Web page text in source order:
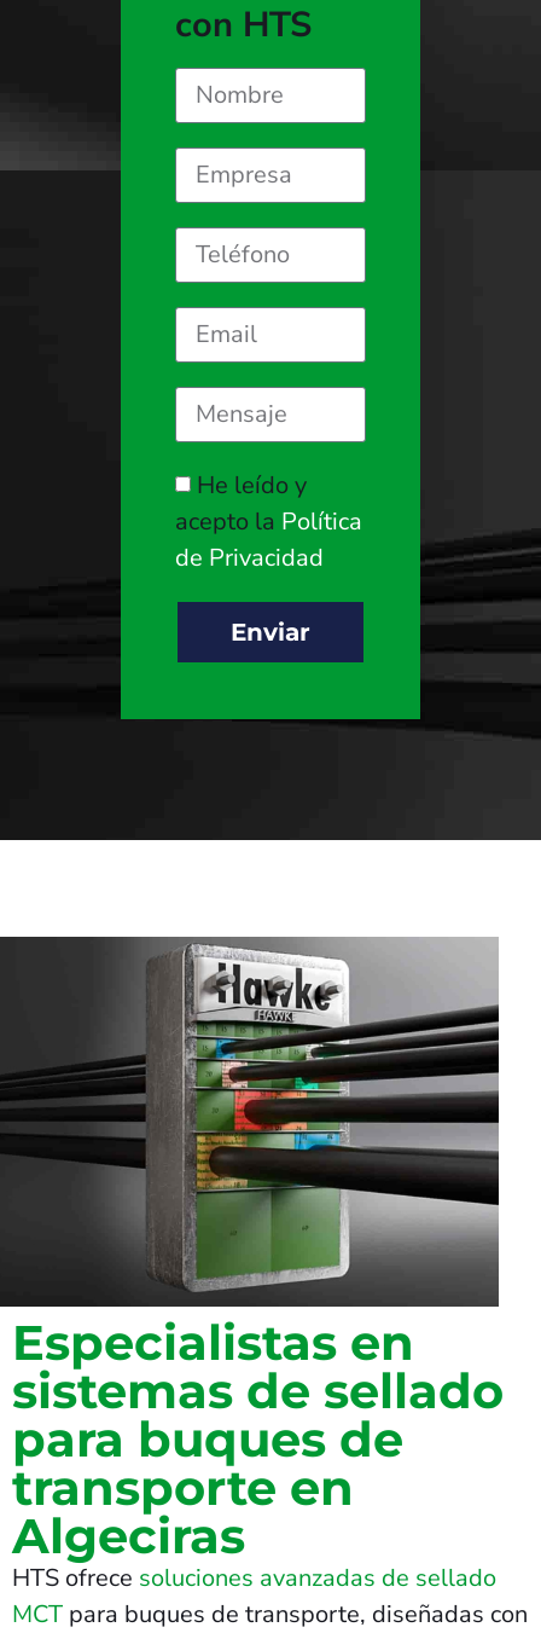
con HTS
He leído y
acepto la Política
de Privacidad
Enviar
Especialistas en
sistemas de sellado
para buques de
transporte en
Algeciras
HTS ofrece soluciones avanzadas de sellado
MCT para buques de transporte, diseñadas con